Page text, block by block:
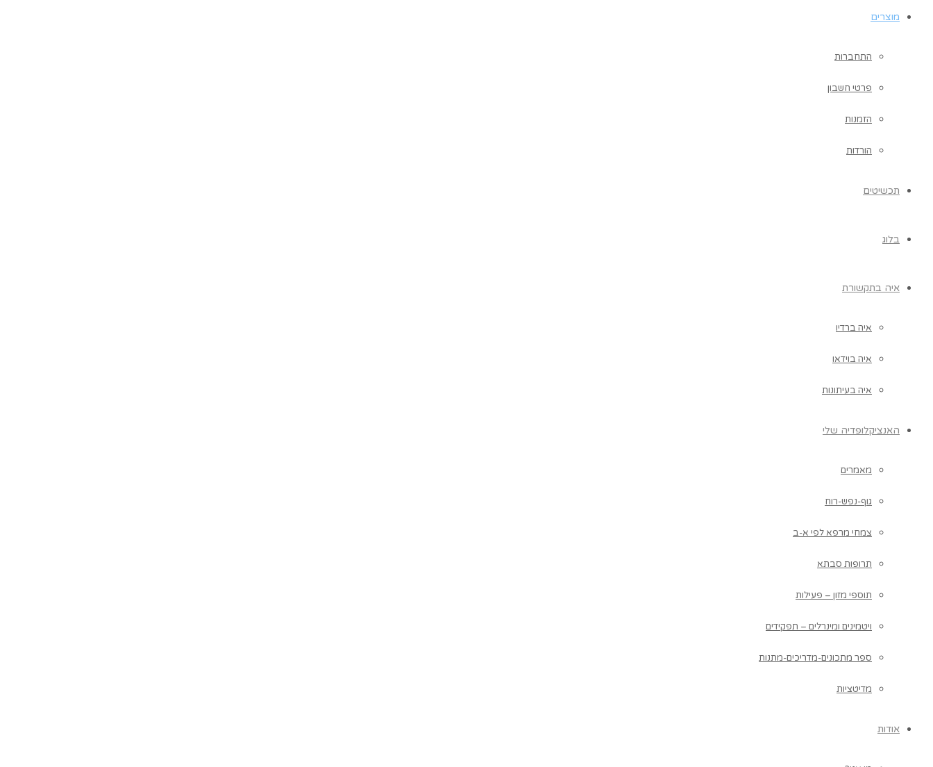
מוצרים
התחברות
פרטי חשבון
הזמנות
הורדות
תכשיטים
בלוג
איה בתקשורת
איה ברדיו
איה בוידאו
איה בעיתונות
האנציקלופדיה שלי
מאמרים
גוף-נפש-רוח
צמחי מרפא לפי א-ב
תרופות סבתא
תוספי מזון – פעילות
ויטמינים ומינרלים – תפקידים
ספר מתכונים-מדריכים-מתנות
מדיטציות
אודות